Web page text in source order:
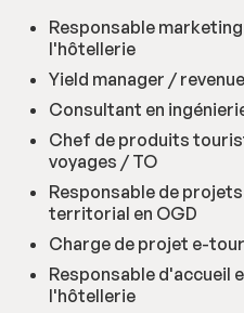
Responsable
l'hôtellerie
Yield manager /
Consultant en
Chef de produits
voyages / TO
Responsable de
territorial en OGD
Charge de projet e-
Responsable d'accueil
l'hôtellerie